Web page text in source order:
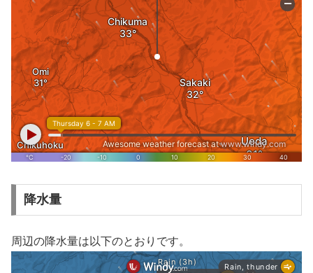
降水量
周辺の降水量は以下のとおりです。